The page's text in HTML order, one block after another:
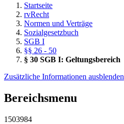
Startseite
rvRecht
Normen und Verträge
Sozialgesetzbuch
SGB I
§§ 26 - 50
§ 30 SGB I: Geltungsbereich
Zusätzliche Informationen ausblenden
Bereichsmenu
1503984